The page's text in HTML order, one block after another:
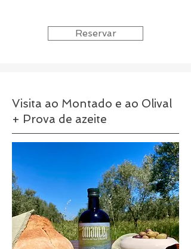
Reservar
Visita ao Montado e ao Olival
+ Prova de azeite